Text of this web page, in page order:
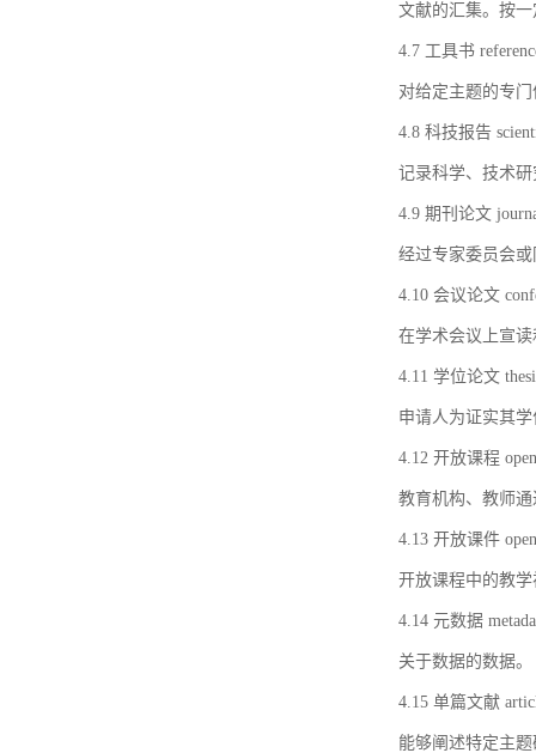
文献的汇集。按
4.7 工具书
对给定主题的专
4.8 科技报告
记录科学、技术
4.9 期刊论文
经过专家委员会
4.10 会议论文
在学术会议上宣
4.11 学位论文
申请人为证实其
4.12 开放课程
教育机构、教师
4.13 开放课件
开放课程中的教
4.14 元数据
关于数据的数据。
4.15 单篇文献
能够阐述特定主